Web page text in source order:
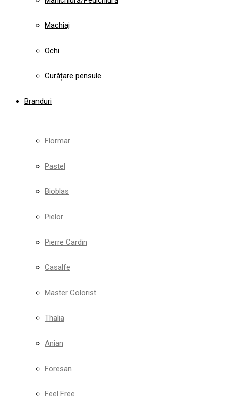
Machiaj
Ochi
Curățare pensule
Branduri
Flormar
Pastel
Bioblas
Pielor
Pierre Cardin
Casalfe
Master Colorist
Thalia
Anian
Foresan
Feel Free